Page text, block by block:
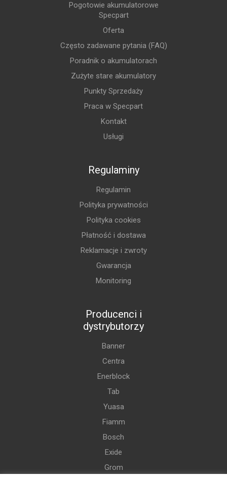
Pogotowie akumulatorowe
Specpart
Oferta
Często zadawane pytania (FAQ)
Poradnik o akumulatorach
Zużyte stare akumulatory
Punkty Sprzedaży
Praca w Specpart
Kontakt
Usługi
Regulaminy
Regulamin
Polityka prywatności
Polityka cookies
Płatność i dostawa
Reklamacje i zwroty
Gwarancja
Monitoring
Producenci i
dystrybutorzy
Banner
Centra
Enerblock
Tab
Yuasa
Fiamm
Bosch
Exide
Grom